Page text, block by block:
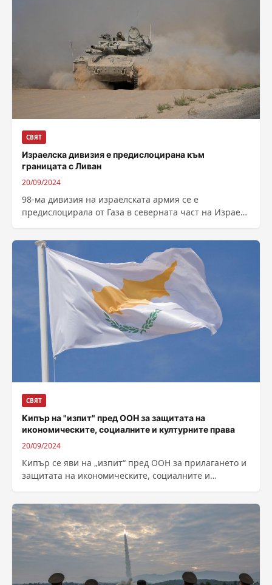
СВЯТ
Израелска дивизия е предислоцирана към
границата с Ливан
20/09/2024
98-ма дивизия на израелската армия се е
предислоцирала от Газа в северната част на Израел
СВЯТ
Кипър на "изпит" пред ООН за защитата на
икономическите, социалните и културните права
20/09/2024
Кипър се яви на „изпит“ пред ООН за прилагането и
защитата на икономическите, социалните и
издигна...